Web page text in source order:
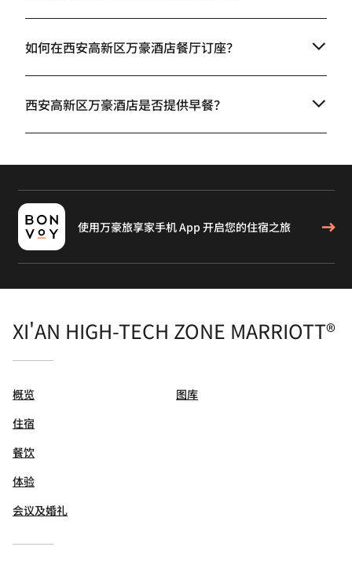
如何在西安高新区万豪酒店餐厅订座？
西安高新区万豪酒店是否提供早餐？
使用万豪旅享家手机 App 开启您的住宿之旅
XI'AN HIGH-TECH ZONE MARRIOTT®
概览
住宿
餐饮
体验
会议及婚礼
图库